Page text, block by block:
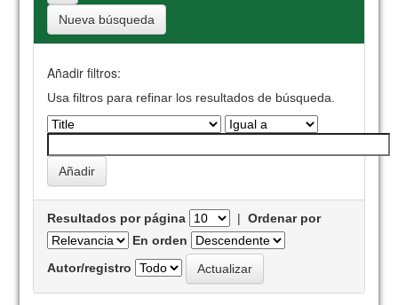
Nueva búsqueda
Añadir filtros:
Usa filtros para refinar los resultados de búsqueda.
Resultados por página |Ordenar por
En orden
Autor/registro